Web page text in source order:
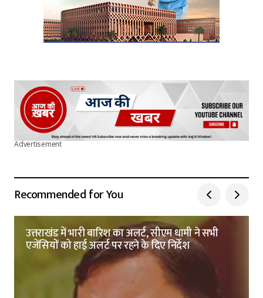
Advertisement
Recommended for You
उत्तराखंड में भारी बारिश का अलर्ट, सीएम धामी ने सभी
एजेंसियों को हाई अलर्ट पर रहने के दिए निर्देश